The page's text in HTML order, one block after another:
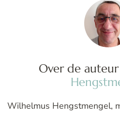
Over de auteur
Wilhelmus Hengstmengel,